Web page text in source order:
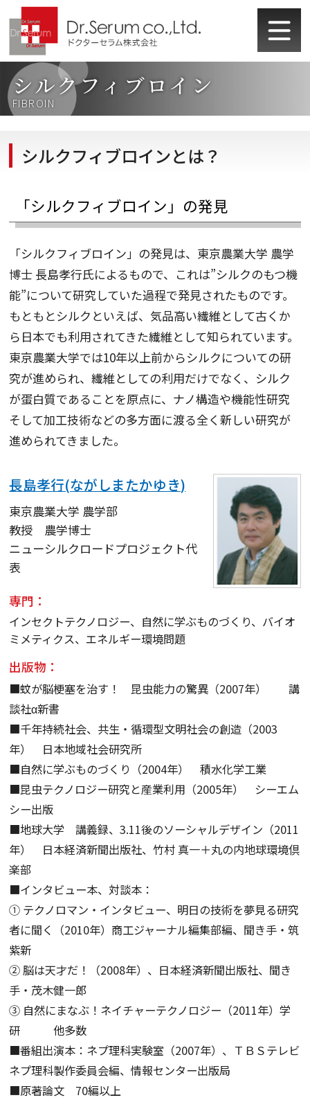
シルクフィブロイン
FIBROIN
シルクフィブロインとは？
「シルクフィブロイン」の発見
「シルクフィブロイン」の発見は、東京農業大学 農学
博士 長島孝行氏によるもので、これは”シルクのもつ機
能”について研究していた過程で発見されたものです。
もともとシルクといえば、気品高い繊維として古くか
ら日本でも利用されてきた繊維として知られています。
東京農業大学では10年以上前からシルクについての研
究が進められ、繊維としての利用だけでなく、シルク
が蛋白質であることを原点に、ナノ構造や機能性研究
そして加工技術などの多方面に渡る全く新しい研究が
進められてきました。
長島孝行(ながしまたかゆき)
東京農業大学 農学部
教授 農学博士
ニューシルクロードプロジェクト代
表
専門：
インセクトテクノロジー、自然に学ぶものづくり、バイオ
ミメティクス、エネルギー環境問題
出版物：
■蚊が脳梗塞を治す！ 昆虫能力の驚異（2007年） 講
談社α新書
■千年持続社会、共生・循環型文明社会の創造（2003
年） 日本地域社会研究所
■自然に学ぶものづくり（2004年） 積水化学工業
■昆虫テクノロジー研究と産業利用（2005年） シーエム
シー出版
■地球大学 講義録、3.11後のソーシャルデザイン（2011
年） 日本経済新聞出版社、竹村 真一＋丸の内地球環境倶
楽部
■インタビュー本、対談本：
① テクノロマン・インタビュー、明日の技術を夢見る研究
者に聞く（2010年）商工ジャーナル編集部編、聞き手・筑
紫新
② 脳は天才だ！（2008年）、日本経済新聞出版社、聞き
手・茂木健一郎
③ 自然にまなぶ！ネイチャーテクノロジー（2011年）学
研 他多数
■番組出演本：ネプ理科実験室（2007年）、ＴＢＳテレビ
ネプ理科製作委員会編、情報センター出版局
■原著論文 70編以上